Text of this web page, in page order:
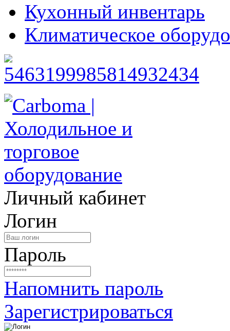
Кухонный инвентарь
Климатическое
Личный кабинет
Логин
Пароль
Напомнить пароль
Зарегистрироваться